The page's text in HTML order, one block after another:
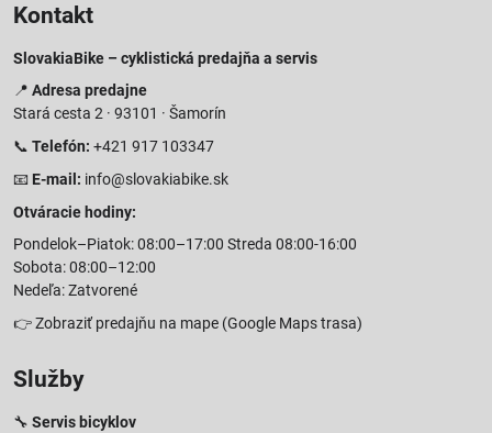
Kontakt
SlovakiaBike – cyklistická predajňa a servis
📍 Adresa predajne
Stará cesta 2 · 93101 · Šamorín
📞 Telefón: +421 917 103347
📧 E-mail: info@slovakiabike.sk
Otváracie hodiny:
Pondelok–Piatok: 08:00–17:00 Streda 08:00-16:00
Sobota: 08:00–12:00
Nedeľa: Zatvorené
👉Zobraziť predajňu na mape (Google Maps trasa)
Služby
🔧 Servis bicyklov